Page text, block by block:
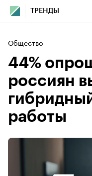
ТРЕНДЫ
Общество
44%
россиян
работы